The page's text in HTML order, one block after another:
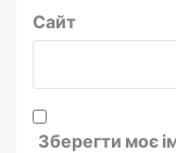
Сайт
Зберегти моє